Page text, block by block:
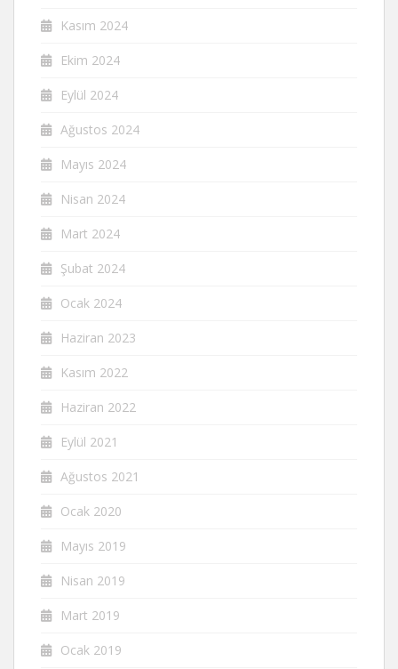
Kasım 2024
Ekim 2024
Eylül 2024
Ağustos 2024
Mayıs 2024
Nisan 2024
Mart 2024
Şubat 2024
Ocak 2024
Haziran 2023
Kasım 2022
Haziran 2022
Eylül 2021
Ağustos 2021
Ocak 2020
Mayıs 2019
Nisan 2019
Mart 2019
Ocak 2019